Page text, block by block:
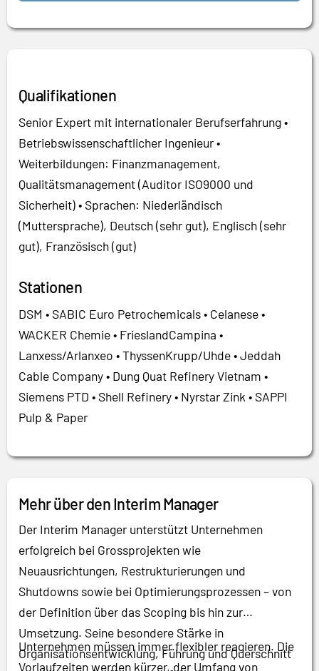
Qualifikationen
Senior Expert mit internationaler Berufserfahrung •
Betriebswissenschaftlicher Ingenieur •
Weiterbildungen: Finanzmanagement,
Qualitätsmanagement (Auditor ISO9000 und
Sicherheit) • Sprachen: Niederländisch
(Muttersprache), Deutsch (sehr gut), Englisch (sehr
gut), Französisch (gut)
Stationen
DSM • SABIC Euro Petrochemicals • Celanese •
WACKER Chemie • FrieslandCampina •
Lanxess/Arlanxeo • ThyssenKrupp/Uhde • Jeddah
Cable Company • Dung Quat Refinery Vietnam •
Siemens PTD • Shell Refinery • Nyrstar Zink • SAPPI
Pulp & Paper
Mehr über den Interim Manager
Der Interim Manager unterstützt Unternehmen
erfolgreich bei Grossprojekten wie
Neuausrichtungen, Restrukturierungen und
Shutdowns sowie bei Optimierungsprozessen – von
der Definition über das Scoping bis hin zur
Umsetzung. Seine besondere Stärke in
Organisationsentwicklung, Führung und Querschnitt
Unternehmen müssen immer flexibler reagieren. Die
Vorlaufzeiten werden kürzer, der Umfang von